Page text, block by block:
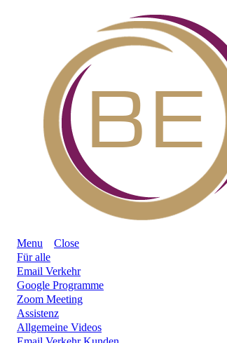
Menu
Close
Für alle
Email Verkehr
Google Programme
Zoom Meeting
Assistenz
Allgemeine Videos